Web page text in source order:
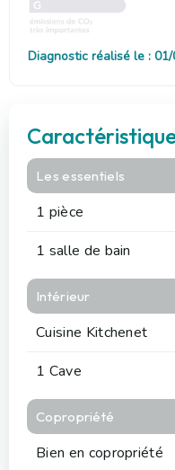
Diagnostic réalisé le :
Les essentiels
1 pièce
1 salle de bain
Intérieur
Cuisine Kitchenet
1 Cave
Copropriété
Bien en copropriété